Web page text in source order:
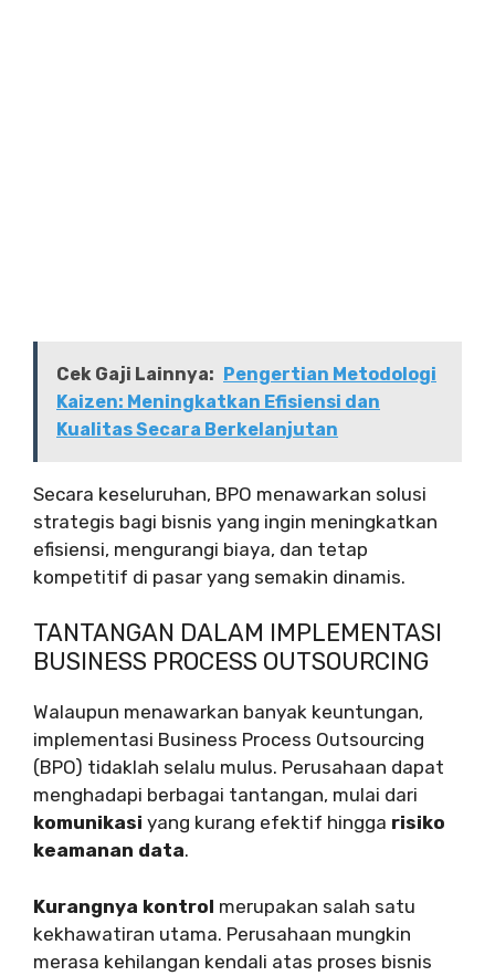
Cek Gaji Lainnya: Pengertian Metodologi
Kaizen: Meningkatkan Efisiensi dan
Kualitas Secara Berkelanjutan
Secara keseluruhan, BPO menawarkan solusi
strategis bagi bisnis yang ingin meningkatkan
efisiensi, mengurangi biaya, dan tetap
kompetitif di pasar yang semakin dinamis.
TANTANGAN DALAM IMPLEMENTASI
BUSINESS PROCESS OUTSOURCING
Walaupun menawarkan banyak keuntungan,
implementasi Business Process Outsourcing
(BPO) tidaklah selalu mulus. Perusahaan dapat
menghadapi berbagai tantangan, mulai dari
komunikasi yang kurang efektif hingga risiko
keamanan data.
Kurangnya kontrol merupakan salah satu
kekhawatiran utama. Perusahaan mungkin
merasa kehilangan kendali atas proses bisnis